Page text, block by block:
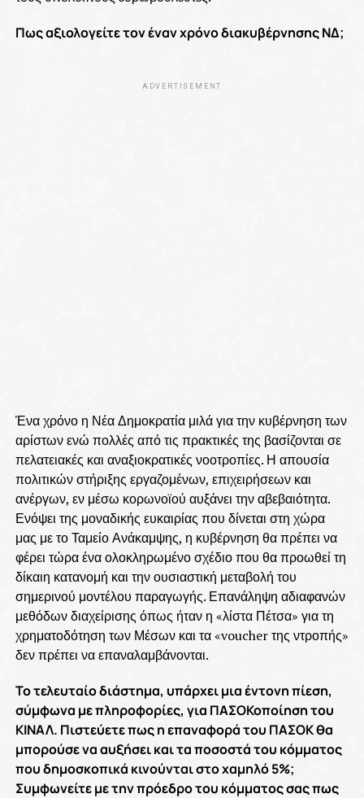
Πως αξιολογείτε τον έναν χρόνο διακυβέρνησης ΝΔ;
ADVERTISEMENT
Ένα χρόνο η Νέα Δημοκρατία μιλά για την κυβέρνηση των
αρίστων ενώ πολλές από τις πρακτικές της βασίζονται σε
πελατειακές και αναξιοκρατικές νοοτροπίες. Η απουσία
πολιτικών στήριξης εργαζομένων, επιχειρήσεων και
ανέργων, εν μέσω κορωνοϊού αυξάνει την αβεβαιότητα.
Ενόψει της μοναδικής ευκαιρίας που δίνεται στη χώρα
μας με το Ταμείο Ανάκαμψης, η κυβέρνηση θα πρέπει να
φέρει τώρα ένα ολοκληρωμένο σχέδιο που θα προωθεί τη
δίκαιη κατανομή και την ουσιαστική μεταβολή του
σημερινού μοντέλου παραγωγής. Επανάληψη αδιαφανών
μεθόδων διαχείρισης όπως ήταν η «λίστα Πέτσα» για τη
χρηματοδότηση των Μέσων και τα «voucher της ντροπής»
δεν πρέπει να επαναλαμβάνονται.
Το τελευταίο διάστημα, υπάρχει μια έντονη πίεση,
σύμφωνα με πληροφορίες, για ΠΑΣΟΚοποίηση του
ΚΙΝΑΛ. Πιστεύετε πως η επαναφορά του ΠΑΣΟΚ θα
μπορούσε να αυξήσει και τα ποσοστά του κόμματος
που δημοσκοπικά κινούνται στο χαμηλό 5%;
Συμφωνείτε με την πρόεδρο του κόμματος σας πως